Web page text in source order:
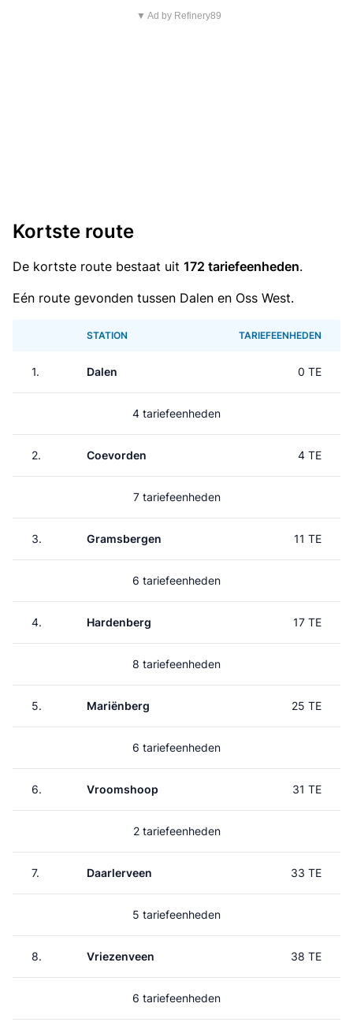
▼ Ad by Refinery89
Kortste route
De kortste route bestaat uit 172 tariefeenheden.
Eén route gevonden tussen Dalen en Oss West.
STATION TARIEFEENHEDEN
1. Dalen 0 TE
4 tariefeenheden
2. Coevorden 4 TE
7 tariefeenheden
3. Gramsbergen 11 TE
6 tariefeenheden
4. Hardenberg 17 TE
8 tariefeenheden
5. Mariënberg 25 TE
6 tariefeenheden
6. Vroomshoop 31 TE
2 tariefeenheden
7. Daarlerveen 33 TE
5 tariefeenheden
8. Vriezenveen 38 TE
6 tariefeenheden